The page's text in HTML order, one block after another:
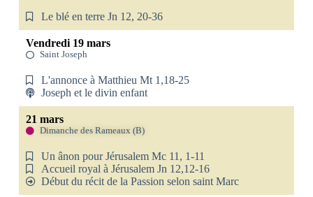
Le blé en terre Jn 12, 20-36
Vendredi 19 mars
Saint Joseph
L'annonce à Matthieu Mt 1,18-25
Joseph et le divin enfant
21 mars
Dimanche des Rameaux (B)
Un ânon pour Jérusalem Mc 11, 1-11
Accueil royal à Jérusalem Jn 12,12-16
Début du récit de la Passion selon saint Marc